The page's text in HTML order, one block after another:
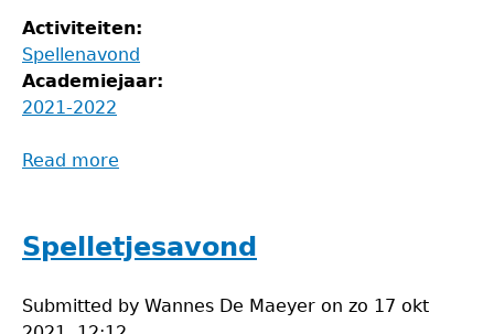
Activiteiten:
Spellenavond
Academiejaar:
2021-2022
Read more
Spelletjesavond
Submitted by Wannes De Maeyer on zo 17 okt